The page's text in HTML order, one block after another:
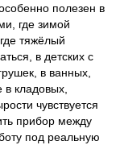
полезен в
где зимой
тяжёлый
в детских с
в ванных,
кладовых,
чувствуется
прибор между
под реальную